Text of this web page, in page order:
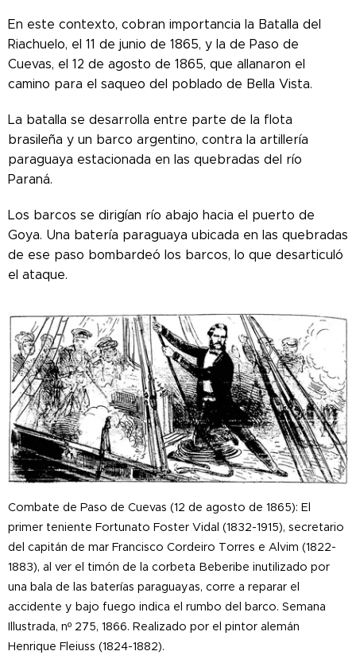
En este contexto, cobran importancia la Batalla del
Riachuelo, el 11 de junio de 1865, y la de Paso de
Cuevas, el 12 de agosto de 1865, que allanaron el
camino para el saqueo del poblado de Bella Vista.
La batalla se desarrolla entre parte de la flota
brasileña y un barco argentino, contra la artillería
paraguaya estacionada en las quebradas del río
Paraná.
Los barcos se dirigían río abajo hacia el puerto de
Goya. Una batería paraguaya ubicada en las quebradas
de ese paso bombardeó los barcos, lo que desarticuló
el ataque.
Combate de Paso de Cuevas (12 de agosto de 1865): El
primer teniente Fortunato Foster Vidal (1832-1915), secretario
del capitán de mar Francisco Cordeiro Torres e Alvim (1822-
1883), al ver el timón de la corbeta Beberibe inutilizado por
una bala de las baterías paraguayas, corre a reparar el
accidente y bajo fuego indica el rumbo del barco. Semana
Illustrada, nº 275, 1866. Realizado por el pintor alemán
Henrique Fleiuss (1824-1882).